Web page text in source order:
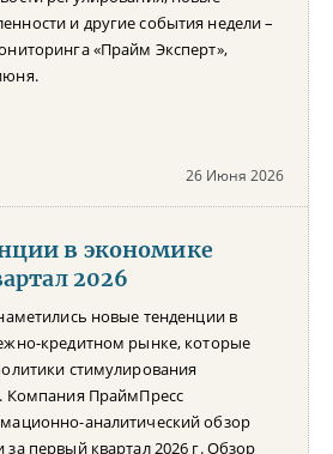
и другие события недели –
«Прайм Эксперт»,
26 Июня 2026
в экономике
2026
новые тенденции в
кредитном рынке, которые
стимулирования
Компания ПраймПресс
аналитический обзор
первый квартал 2026 г. Обзор